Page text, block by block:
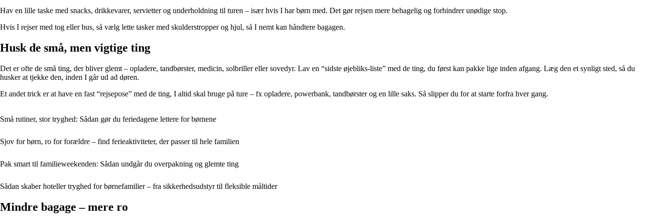
Hav en lille taske med snacks, drikkevarer, servietter og underholdning til turen – især hvis I har børn med. Det gør rejsen mere behagelig og forhindrer unødige stop.
Hvis I rejser med tog eller bus, så vælg lette tasker med skulderstropper og hjul, så I nemt kan håndtere bagagen.
Husk de små, men vigtige ting
Det er ofte de små ting, der bliver glemt – opladere, tandbørster, medicin, solbriller eller sovedyr. Lav en “sidste øjebliks-liste” med de ting, du først kan pakke lige inden afgang. Læg den et synligt sted, så du
husker at tjekke den, inden I går ud ad døren.
Et andet trick er at have en fast “rejsepose” med de ting, I altid skal bruge på ture – fx opladere, powerbank, tandbørster og en lille saks. Så slipper du for at starte forfra hver gang.
Små rutiner, stor tryghed: Sådan gør du feriedagene lettere for børnene
Sjov for børn, ro for forældre – find ferieaktiviteter, der passer til hele familien
Pak smart til familieweekenden: Sådan undgår du overpakning og glemte ting
Sådan skaber hoteller tryghed for børnefamilier – fra sikkerhedsudstyr til fleksible måltider
Mindre bagage – mere ro